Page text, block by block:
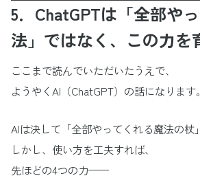
5．ChatGPTは「全部や
法」ではなく、この力を
ここまで読んでいただいたうえで、
ようやくAI（ChatGPT）の話になります。
AIは決して「全部やってくれる魔法の杖
しかし、使い方を工夫すれば、
先ほどの4つの力——